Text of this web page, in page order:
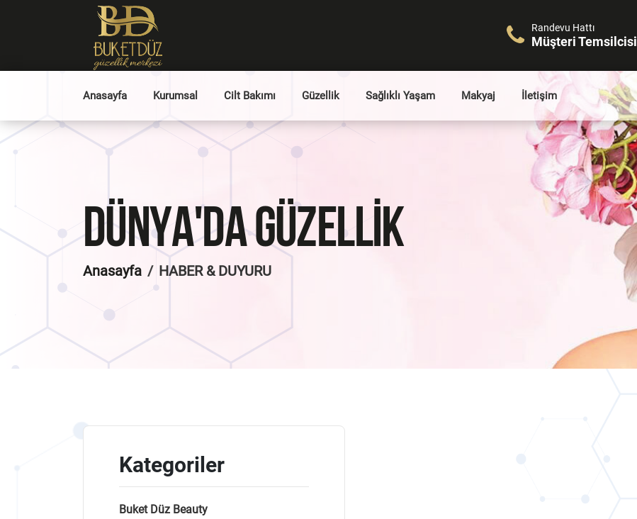
Randevu Hattı
Müşteri Temsilcisi
Anasayfa Kurumsal Cilt Bakımı Güzellik Sağlıklı Yaşam Makyaj İletişim
DÜNYA'DA GÜZELLIK
Anasayfa HABER &DUYURU
Kategoriler
Buket Düz Beauty